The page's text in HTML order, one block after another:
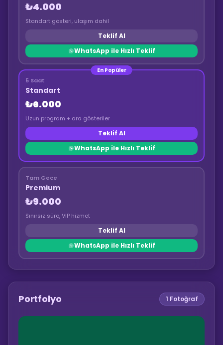
₺4.000
Standart gösteri, ulaşım dahil
Teklif Al
WhatsApp ile Hızlı Teklif
En Popüler
5 Saat
Standart
₺6.000
Uzun program + ara gösteriler
Teklif Al
WhatsApp ile Hızlı Teklif
Tam Gece
Premium
₺9.000
Sınırsız süre, VIP hizmet
Teklif Al
WhatsApp ile Hızlı Teklif
Portfolyo 1 Fotoğraf